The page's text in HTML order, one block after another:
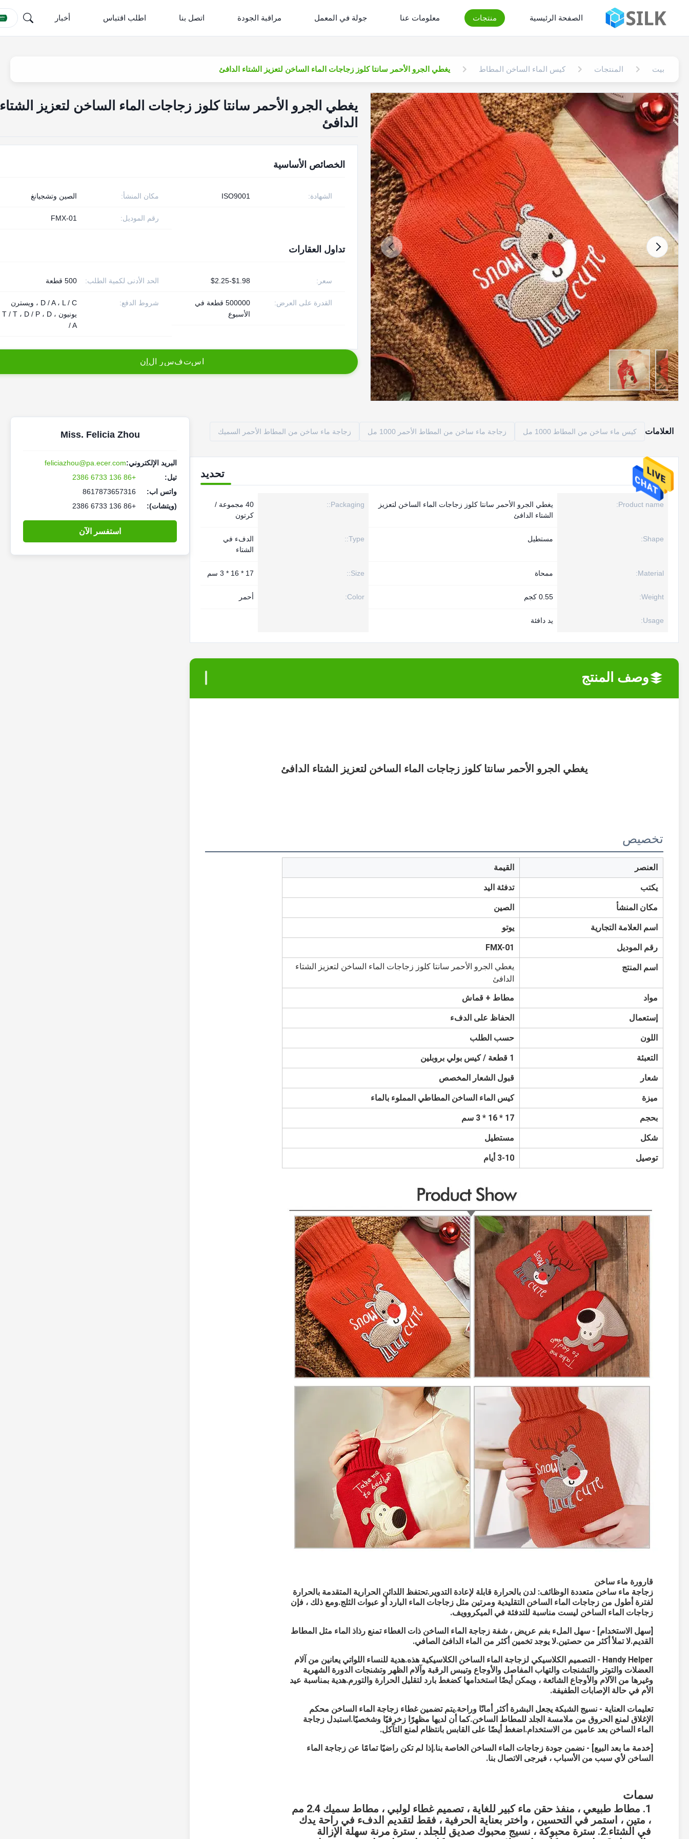
الصفحة الرئيسية منتجات معلومات عنا جولة في المعمل مراقبة الجودة اتصل بنا اطلب اقتباس أخبار
بيت المنتجات كيس الماء الساخن المطاط يغطي الجرو الأحمر سانتا كلوز زجاجات الماء الساخن لتعزيز الشتاء الدافئ
يغطي الجرو الأحمر سانتا كلوز زجاجات الماء الساخن لتعزيز الشتاء
الدافئ
الخصائص الأساسية
مكان المنشأ: الصين وتشجيانغ الشهادة: ISO9001
رقم الموديل: FMX-01
تداول العقارات
الحد الأدنى لكمية الطلب: 500 قطعة سعر: $1.98-$2.25
شروط الدفع:
D / A ، L / C ، ويسترن
يونيون ، T / T ، D / P ، D
/ A
القدرة على العرض:
500000 قطعة في
الأسبوع
ستفسر ل ن
العلامات كيس ماء ساخن من المطاط 1000 مل زجاجة ماء ساخن من المطاط الأحمر 1000 مل زجاجة ماء ساخن من المطاط الأحمر السميك
تحديد
Product name:
يغطي الجرو الأحمر سانتا كلوز زجاجات الماء الساخن لتعزيز
الشتاء الدافئ
Packaging::
40 مجموعة /
كرتون
Shape: مستطيل Type::
الدفء في
الشتاء
Material: ممحاة Size:: 17 * 16 * 3 سم
Weight: 0.55 كجم Color: أحمر
Usage: يد دافئة
وصف المنتج
يغطي الجرو الأحمر سانتا كلوز زجاجات الماء الساخن لتعزيز الشتاء الدافئ
تخصيص
العنصر القيمة
يكتب تدفئة اليد
مكان المنشأ الصين
اسم العلامة التجارية يوتو
رقم الموديل FMX-01
اسم المنتج
يغطي الجرو الأحمر سانتا كلوز زجاجات الماء الساخن لتعزيز الشتاء
الدافئ
مواد
مطاط + قماش
إستعمال الحفاظ على الدفء
اللون حسب الطلب
التعبئة 1 قطعة / كيس بولي بروبلين
شعار قبول الشعار المخصص
ميزة كيس الماء الساخن المطاطي المملوء بالماء
بحجم 17 * 16 * 3 سم
شكل مستطيل
توصيل 3-10 أيام
قارورة ماء ساخن
زجاجة ماء ساخن متعددة الوظائف: لدن بالحرارة قابلة لإعادة التدوير.تحتفظ اللدائن الحرارية المتقدمة بالحرارة
لفترة أطول من زجاجات الماء الساخن التقليدية ومرتين مثل زجاجات الماء البارد أو عبوات الثلج.ومع ذلك ، فإن
زجاجات الماء الساخن ليست مناسبة للتدفئة في الميكروويف.
[سهل الاستخدام] - سهل الملء بفم عريض ، شفة زجاجة الماء الساخن ذات الغطاء تمنع رذاذ الماء مثل المطاط
القديم.لا تملأ أكثر من حصتين.لا يوجد تخمين أكثر من الماء الدافئ الصافي.
Handy Helper - التصميم الكلاسيكي لزجاجة الماء الساخن الكلاسيكية هذه.هدية للنساء اللواتي يعانين من آلام
العضلات والتوتر والتشنجات والتهاب المفاصل والأوجاع وتيبس الرقبة وآلام الظهر وتشنجات الدورة الشهرية
وغيرها من الآلام والأوجاع الشائعة ، ويمكن أيضًا استخدامها كضغط بارد لتقليل الحرارة والتورم.هدية بمناسبة عيد
الأم في حالة الإصابات الطفيفة.
تعليمات العناية - نسيج الشبكة يجعل البشرة أكثر أمانًا وراحة.يتم تضمين غطاء زجاجة الماء الساخن محكم
الإغلاق لمنع الحروق من ملامسة الجلد للمطاط الساخن.كما أن لديها مظهرًا زخرفيًا وشخصيًا.استبدل زجاجة
الماء الساخن بعد عامين من الاستخدام.اضغط أيضًا على القابس بانتظام لمنع التآكل.
[خدمة ما بعد البيع] - نضمن جودة زجاجات الماء الساخن الخاصة بنا.إذا لم تكن راضيًا تمامًا عن زجاجة الماء
الساخن لأي سبب من الأسباب ، فيرجى الاتصال بنا.
سمات
Miss. Felicia Zhou
البريد الإلكتروني:feliciazhou@pa.ecer.com
تيل:
+86 136 6733 2386
واتس اب:
8617873657316
(ويتشات):
+86 136 6733 2386
استفسر الآن